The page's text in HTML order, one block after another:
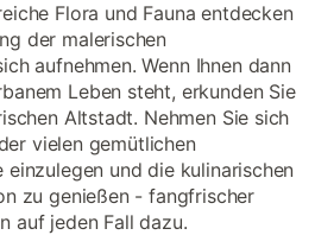
Flora und Fauna entdecken
der malerischen
aufnehmen. Wenn Ihnen dann
Leben steht, erkunden Sie
Altstadt. Nehmen Sie sich
vielen gemütlichen
einzulegen und die kulinarischen
zu genießen - fangfrischer
auf jeden Fall dazu.